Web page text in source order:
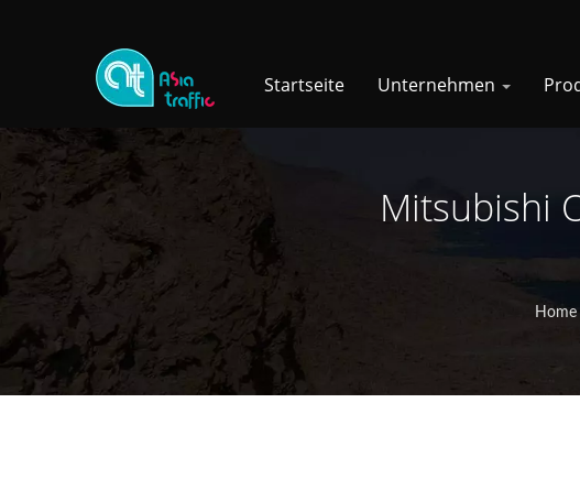
Startseite Unternehmen
Mitsubishi
Home